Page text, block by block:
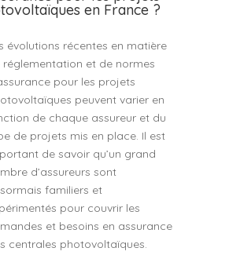
en France ?
évolutions récentes en matière
réglementation et de normes
pour les projets
peuvent varier en
de chaque assureur et du
de projets mis en place. Il est
de savoir qu’un grand
d’assureurs sont
familiers et
pour couvrir les
et besoins en assurance
centrales photovoltaïques.